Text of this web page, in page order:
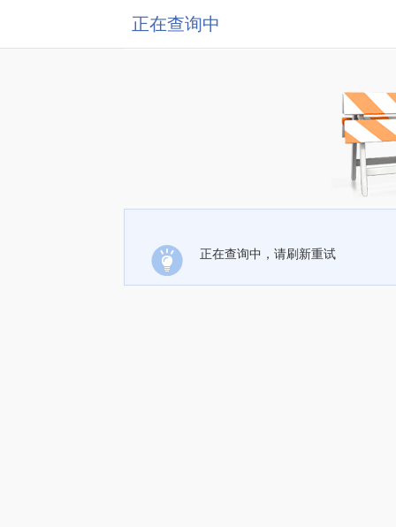
正在查询中
正在查询中，请刷新重试